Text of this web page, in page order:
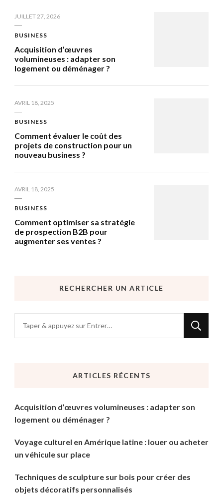
JUILLET 27, 2026
BUSINESS
Acquisition d’œuvres
volumineuses : adapter son
logement ou déménager ?
AVRIL 18, 2025
BUSINESS
Comment évaluer le coût des
projets de construction pour un
nouveau business ?
AVRIL 18, 2025
BUSINESS
Comment optimiser sa stratégie
de prospection B2B pour
augmenter ses ventes ?
RECHERCHER UN ARTICLE
recherchiez
ARTICLES RÉCENTS
Acquisition d’œuvres volumineuses : adapter son
logement ou déménager ?
Voyage culturel en Amérique latine : louer ou acheter
un véhicule sur place
Techniques de sculpture sur bois pour créer des
objets décoratifs personnalisés